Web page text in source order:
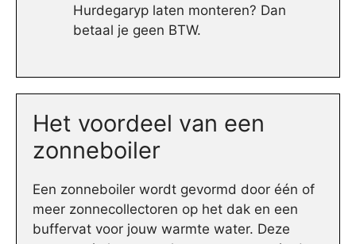
Hurdegaryp laten monteren? Dan
betaal je geen BTW.
Het voordeel van een
zonneboiler
Een zonneboiler wordt gevormd door één of
meer zonnecollectoren op het dak en een
buffervat voor jouw warmte water. Deze